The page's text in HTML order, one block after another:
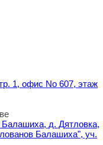
1, офис No 607, этаж
Балашиха, д. Дятловка,
Балашиха", уч.